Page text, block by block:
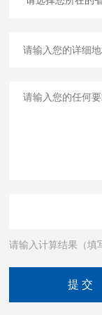
请输入计算结果（填